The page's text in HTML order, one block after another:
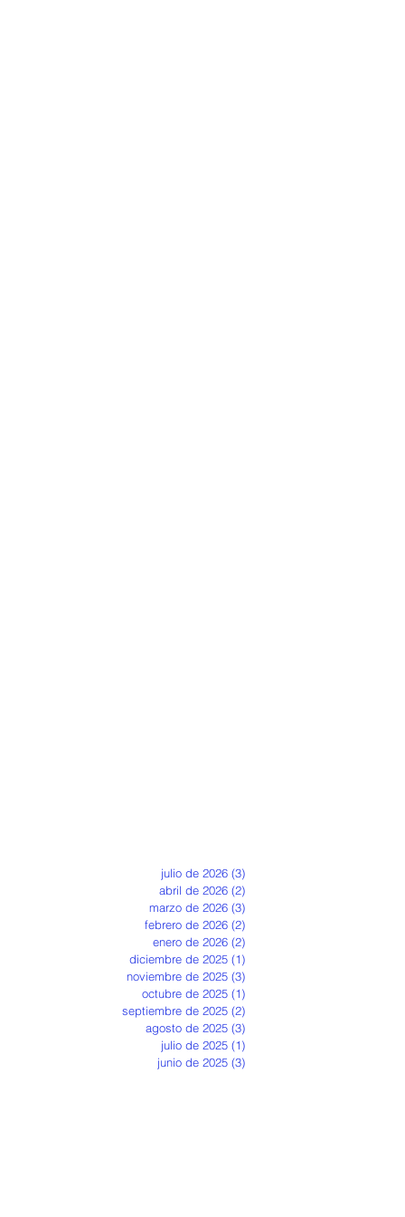
julio de 2026 (3)
abril de 2026 (2)
marzo de 2026 (3)
febrero de 2026 (2)
enero de 2026 (2)
diciembre de 2025 (1)
noviembre de 2025 (3)
octubre de 2025 (1)
septiembre de 2025 (2)
agosto de 2025 (3)
julio de 2025 (1)
junio de 2025 (3)